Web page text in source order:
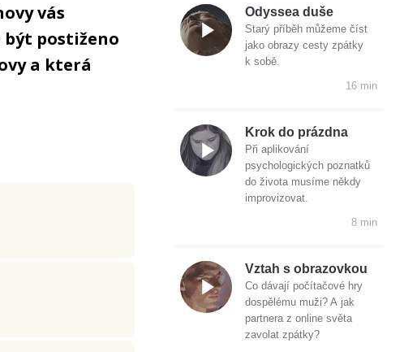
vás
postiženo
a která
Odyssea duše
Starý příběh můžeme číst
jako obrazy cesty zpátky
k sobě.
16 min
Krok do prázdna
Při aplikování
psychologických poznatků
do života musíme někdy
improvizovat.
8 min
Vztah s obrazovkou
Co dávají počítačové hry
dospělému muži? A jak
partnera z online světa
zavolat zpátky?